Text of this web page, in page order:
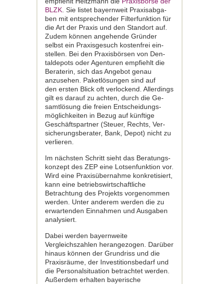
BLZK . Sie listet bayernweit Praxisabga­
ben mit entsprechender Filterfunktion für
die Art der Praxis und den Standort auf.
Zudem können angehende Gründer
selbst ein Praxisgesuch kostenfrei ein­
stellen. Bei den Praxisbörsen von Den­
taldepots oder Agenturen empfiehlt die
Beraterin, sich das Angebot genau
anzusehen. Paketlösungen sind auf
den ersten Blick oft verlockend. Allerdings
gilt es darauf zu achten, durch die Ge­
samtlösung die freien Entscheidungs­
möglichkeiten in Bezug auf künftige
Geschäftspartner (Steuer­, Rechts­, Ver­
sicherungsberater, Bank, Depot) nicht zu
verlieren.
Im nächsten Schritt sieht das Beratungs­
konzept des ZEP eine Lotsenfunktion vor.
Wird eine Praxisübernahme konkre­tisiert,
kann eine betriebswirtschaftliche
Betrachtung des Projekts vorgenommen
werden. Unter anderem werden die zu
erwartenden Einnahmen und Ausgaben
analysiert.
Dabei werden bayernweite
Vergleichszah­len herangezogen. Darüber
hinaus kön­nen der Grundriss und die
Praxisräume, der Investitionsbedarf und
die Personal­situation betrachtet werden.
Außerdem erhalten bayerische